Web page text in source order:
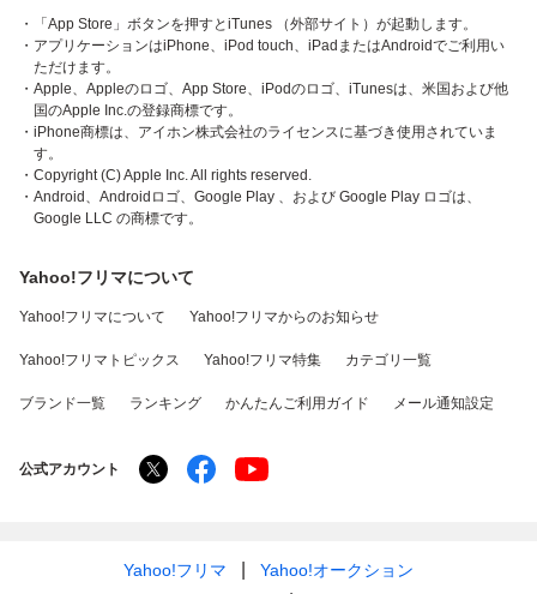
・「App Store」ボタンを押すとiTunes （外部サイト）が起動します。
・アプリケーションはiPhone、iPod touch、iPadまたはAndroidでご利用い
ただけます。
・Apple、Appleのロゴ、App Store、iPodのロゴ、iTunesは、米国および他
国のApple Inc.の登録商標です。
・iPhone商標は、アイホン株式会社のライセンスに基づき使用されていま
す。
・Copyright (C) Apple Inc. All rights reserved.
・Android、Androidロゴ、Google Play 、および Google Play ロゴは、
Google LLC の商標です。
Yahoo!フリマについて
Yahoo!フリマについて Yahoo!フリマからのお知らせ
Yahoo!フリマトピックス Yahoo!フリマ特集 カテゴリ一覧
ブランド一覧 ランキング かんたんご利用ガイド メール通知設定
公式アカウント
Yahoo!フリマ
Yahoo!オークション